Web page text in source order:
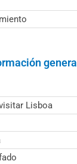
general
Lisboa